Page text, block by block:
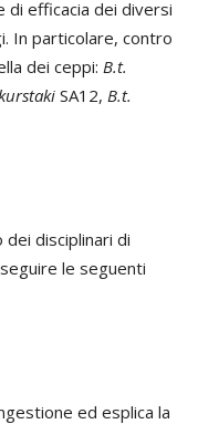
di efficacia dei diversi
In particolare, contro
dei ceppi: B.t.
SA12, B.t.
dei disciplinari di
le seguenti
ed esplica la